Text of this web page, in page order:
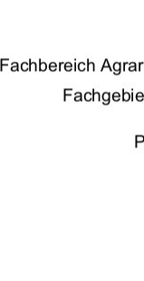
Fachbereich